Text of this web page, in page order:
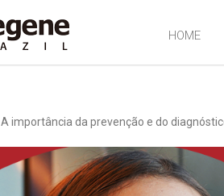
HOME
A importância da prevenção e do